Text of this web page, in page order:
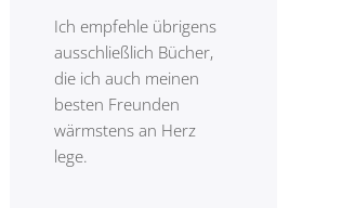
Ich empfehle übrigens
ausschließlich Bücher,
die ich auch meinen
besten Freunden
wärmstens an Herz
lege.